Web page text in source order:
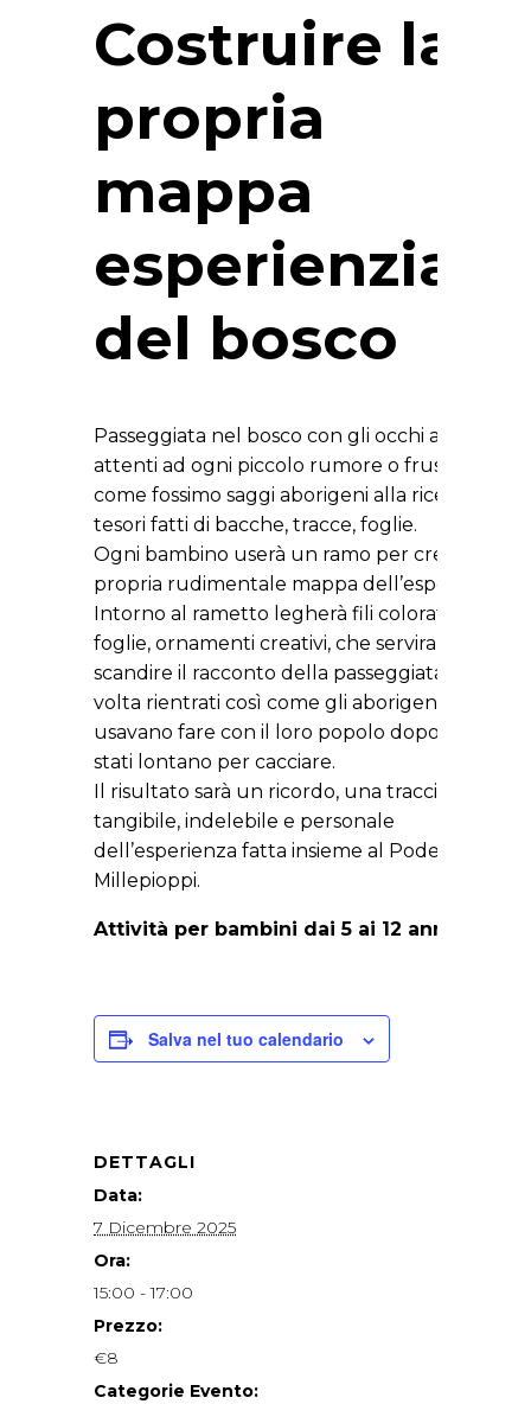
Costruire la
propria
mappa
esperienziale
del bosco
Passeggiata nel bosco con gli occhi aperti,
attenti ad ogni piccolo rumore o fruscio
come fossimo saggi aborigeni alla ricerca di
tesori fatti di bacche, tracce, foglie.
Ogni bambino userà un ramo per creare la
propria rudimentale mappa dell’esperienza.
Intorno al rametto legherà fili colorati,
foglie, ornamenti creativi, che serviranno per
scandire il racconto della passeggiata una
volta rientrati così come gli aborigeni
usavano fare con il loro popolo dopo essere
stati lontano per cacciare.
Il risultato sarà un ricordo, una traccia
tangibile, indelebile e personale
dell’esperienza fatta insieme al Podere
Millepioppi.
Attività per bambini dai 5 ai 12 anni
Salva nel tuo calendario
DETTAGLI
Data:
7 Dicembre 2025
Ora:
15:00 - 17:00
Prezzo:
€8
Categorie Evento: